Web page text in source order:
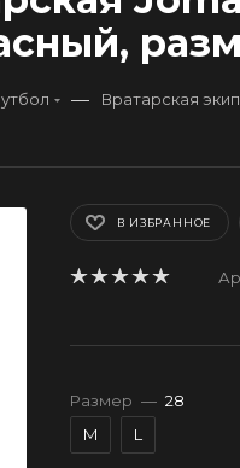
— Вратарская
В ИЗБРАННОЕ
Размер — 28
M
L